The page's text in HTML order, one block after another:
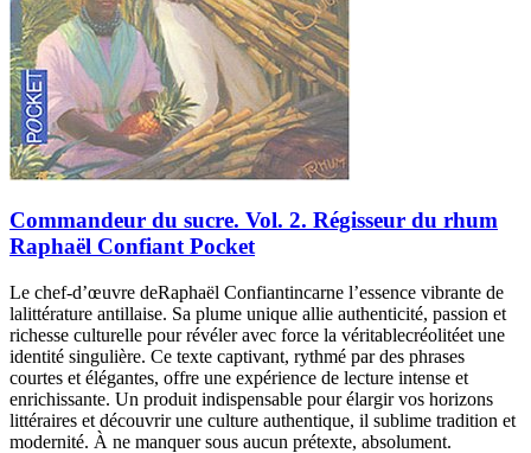
Commandeur du sucre. Vol. 2. Régisseur du rhum
Raphaël Confiant Pocket
Le chef-d’œuvre deRaphaël Confiantincarne l’essence vibrante de
lalittérature antillaise. Sa plume unique allie authenticité, passion et
richesse culturelle pour révéler avec force la véritablecréolitéet une
identité singulière. Ce texte captivant, rythmé par des phrases
courtes et élégantes, offre une expérience de lecture intense et
enrichissante. Un produit indispensable pour élargir vos horizons
littéraires et découvrir une culture authentique, il sublime tradition et
modernité. À ne manquer sous aucun prétexte, absolument.